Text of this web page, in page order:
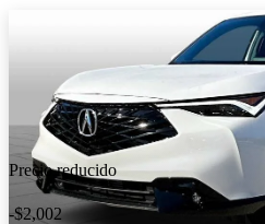
Precio reducido
-$2,002